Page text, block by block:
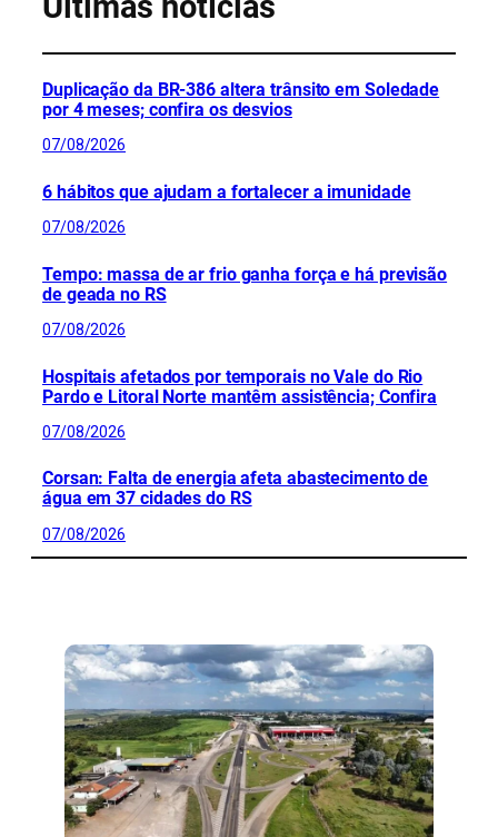
Últimas notícias
Duplicação da BR-386 altera trânsito em Soledade
por 4 meses; confira os desvios
07/08/2026
6 hábitos que ajudam a fortalecer a imunidade
07/08/2026
Tempo: massa de ar frio ganha força e há previsão
de geada no RS
07/08/2026
Hospitais afetados por temporais no Vale do Rio
Pardo e Litoral Norte mantêm assistência; Confira
07/08/2026
Corsan: Falta de energia afeta abastecimento de
água em 37 cidades do RS
07/08/2026